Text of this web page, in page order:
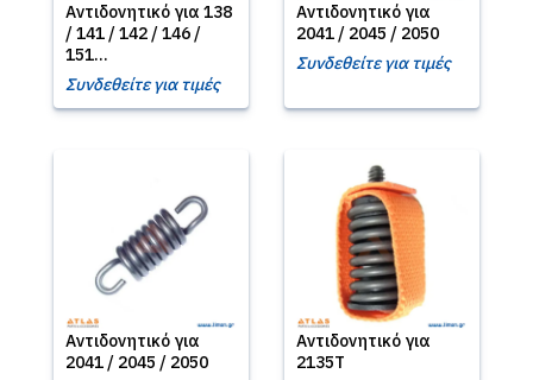
Αντιδονητικό για 138
/ 141 / 142 / 146 /
151...
Συνδεθείτε για τιμές
Αντιδονητικό για
2041 / 2045 / 2050
Συνδεθείτε για τιμές
Αντιδονητικό για
2041 / 2045 / 2050
Αντιδονητικό για
2135T